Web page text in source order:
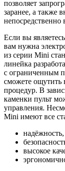
позволяет
заранее, а также
непосредственно
Если вы
вам нужна
из серии Mini
линейка
с ограниченным
сможете ощутить
процедур. В
каменки пульт
управления.
Mini имеют все
надёжность,
высокое